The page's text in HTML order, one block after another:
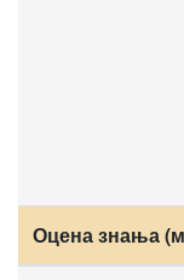
Оцена знања